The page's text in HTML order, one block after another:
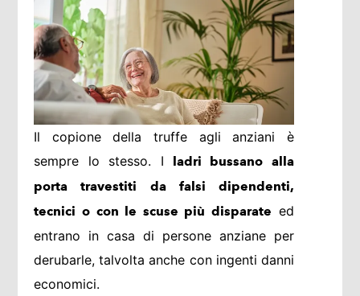
Il copione della truffe agli anziani è
sempre lo stesso. I ladri bussano alla
porta travestiti da falsi dipendenti,
tecnici o con le scuse più disparate ed
entrano in casa di persone anziane per
derubarle, talvolta anche con ingenti danni
economici.